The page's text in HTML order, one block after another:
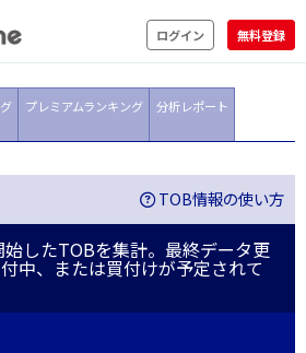
ログイン 無料登録
プレミアムランキング 分析レポート
TOB情報の使い方
したTOBを集計。最終データ更
中、または買付けが予定されて